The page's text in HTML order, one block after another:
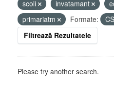
scoli
invatamant
primariatm
Formate:
Filtrează Rezultatele
Please try another search.